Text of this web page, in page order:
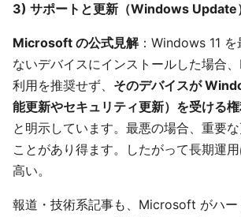
3) サポートと更新（Windows Update
Microsoft の公式見解：Windows 11 を
ないデバイスにインストールした場合
利用を推奨せず、 そのデバイスが
能更新やセキュリティ更新）を受ける
と明示しています。最悪の場合、重要
ことがあり得ます。したがって長期運
高い。
報道・技術系記事も、Microsoft がハー